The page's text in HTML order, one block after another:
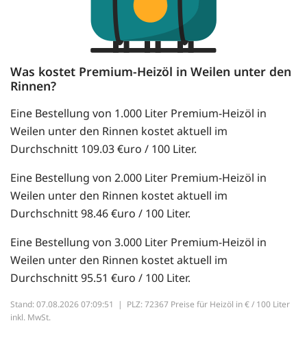
Was kostet Premium-Heizöl in Weilen unter den
Rinnen?
Eine Bestellung von 1.000 Liter Premium-Heizöl in
Weilen unter den Rinnen kostet aktuell im
Durchschnitt 109.03 €uro / 100 Liter.
Eine Bestellung von 2.000 Liter Premium-Heizöl in
Weilen unter den Rinnen kostet aktuell im
Durchschnitt 98.46 €uro / 100 Liter.
Eine Bestellung von 3.000 Liter Premium-Heizöl in
Weilen unter den Rinnen kostet aktuell im
Durchschnitt 95.51 €uro / 100 Liter.
Stand: 07.08.2026 07:09:51 | PLZ: 72367 Preise für Heizöl in € / 100 Liter
inkl. MwSt.